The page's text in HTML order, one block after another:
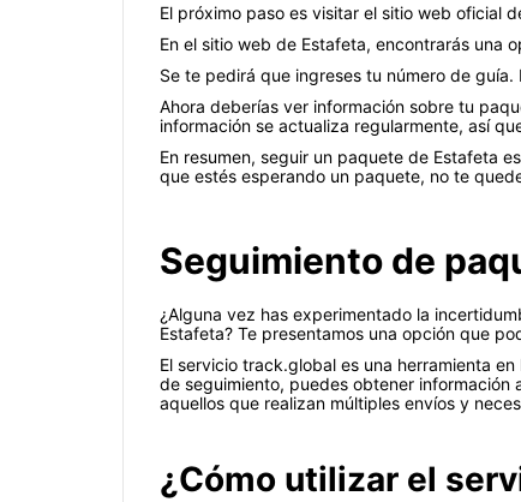
El próximo paso es visitar el sitio web oficial
En el sitio web de Estafeta, encontrarás una
Se te pedirá que ingreses tu número de
Ahora deberías ver información sobre tu
información se actualiza regularmente, así
En resumen, seguir un paquete de Estafeta
que estés esperando un paquete, no te
Seguimiento de
¿Alguna vez has experimentado la
Estafeta? Te presentamos una opción que
El servicio track.global es una herramienta
de seguimiento, puedes obtener
aquellos que realizan múltiples envíos y
¿Cómo utilizar el